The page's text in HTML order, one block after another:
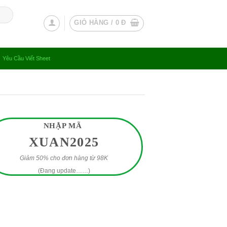
GIỎ HÀNG / 0Đ
Yêu Cầu Viết Sheet
NHẬP MÃ
XUAN2025
Giảm 50% cho đơn hàng từ 98K
(Đang update……)